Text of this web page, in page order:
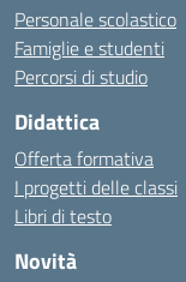
Personale scolastico
Famiglie e studenti
Percorsi di studio
Didattica
Offerta formativa
I progetti delle classi
Libri di testo
Novità